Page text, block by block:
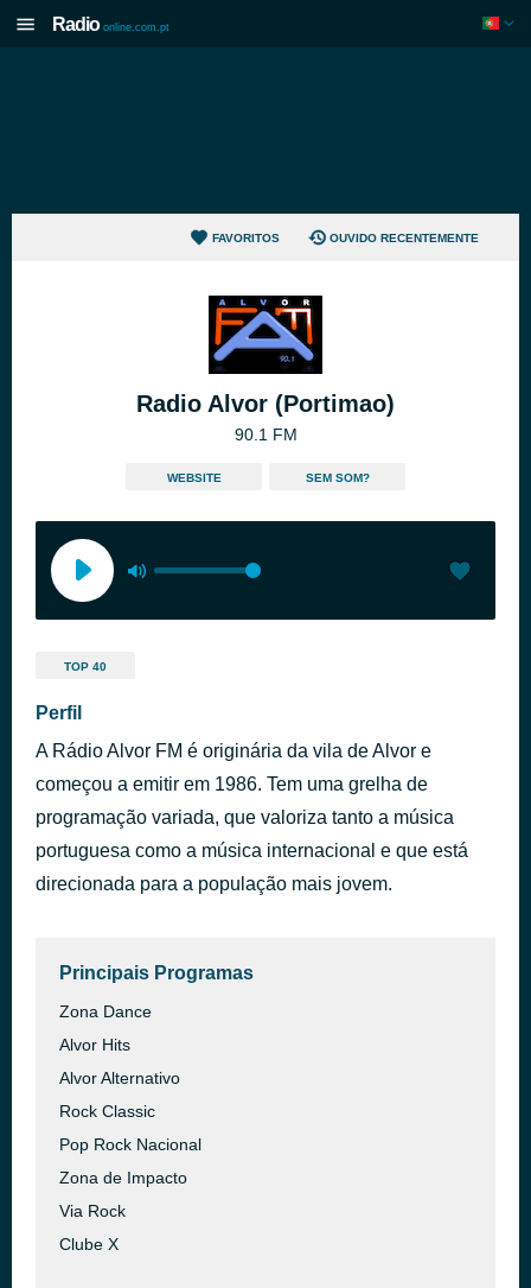
Radio online.com.pt
FAVORITOS OUVIDO RECENTEMENTE
Radio Alvor (Portimao)
90.1 FM
WEBSITE SEM SOM?
TOP 40
Perfil
A Rádio Alvor FM é originária da vila de Alvor e
começou a emitir em 1986. Tem uma grelha de
programação variada, que valoriza tanto a música
portuguesa como a música internacional e que está
direcionada para a população mais jovem.
Principais Programas
Zona Dance
Alvor Hits
Alvor Alternativo
Rock Classic
Pop Rock Nacional
Zona de Impacto
Via Rock
Clube X